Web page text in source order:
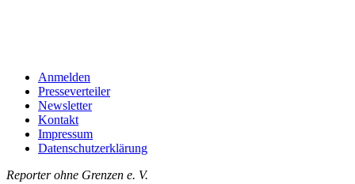
Anmelden
Presseverteiler
Newsletter
Kontakt
Impressum
Datenschutzerklärung
Reporter ohne Grenzen e. V.